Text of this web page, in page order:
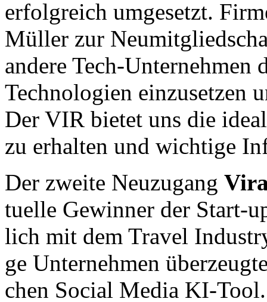
erfolgreich umgesetzt.
Müller zur
andere Tech-
Technologien ein­zu­set­zen
Der VIR bietet uns die
zu er­hal­ten und wich­tige
Der zweite Neuzugang
tu­el­le Gew­in­ner der Start-
lich mit dem Tra­vel
ge Un­ter­neh­men
chen Social Media KI-